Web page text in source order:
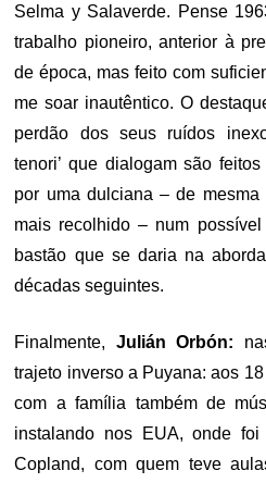
Selma y Salaverde. Pense
trabalho pioneiro, anterior à
de época, mas feito com
me soar inautêntico. O
perdão dos seus ruídos
tenori’ que dialogam são
por uma dulciana – de mesma
mais recolhido – num
bastão que se daria na
décadas seguintes.
Finalmente, Julián Orbón:
trajeto inverso a Puyana: aos
com a família também de
instalando nos EUA, onde
Copland, com quem teve